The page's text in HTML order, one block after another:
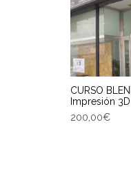
CURSO
Impresión 3D
200,00€